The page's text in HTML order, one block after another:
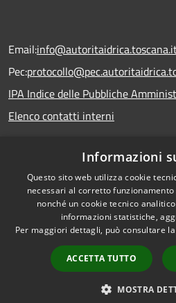
Email:
Pec:
IPA Indice delle Pubbliche
Elenco contatti interni
Dichiarazione accessibilità
Accessibilità
Informazioni
Questo sito web utilizza cookie
necessari al corretto
nonché un cookie tecnico
informazioni statistiche,
Per maggiori dettagli, può consultare
ACCETTA TUTTO
MOSTRA